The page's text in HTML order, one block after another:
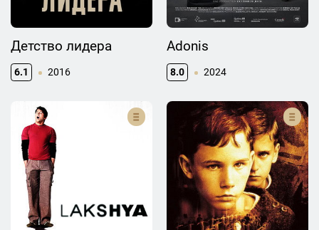
Детство лидера
6.1 2016
Adonis
8.0 2024